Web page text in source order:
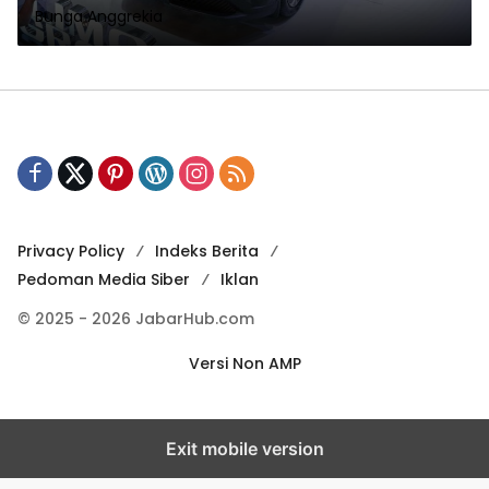
Bunga Anggrekia
Privacy Policy
Indeks Berita
Pedoman Media Siber
Iklan
© 2025 - 2026 JabarHub.com
Versi Non AMP
Exit mobile version